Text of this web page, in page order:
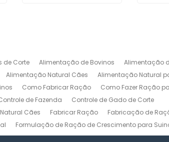
de Corte Alimentação de Bovinos
Alimentação
Alimentação Natural Cães
Alimentação Natural
Como Fabricar Ração
Como Fazer Ração
de Fazenda
Controle de Gado de Corte
Cães Fabricar Ração
Fabricação de
Formulação de Ração de Crescimento para
de Ração para Bezerros
Formulação de Ração